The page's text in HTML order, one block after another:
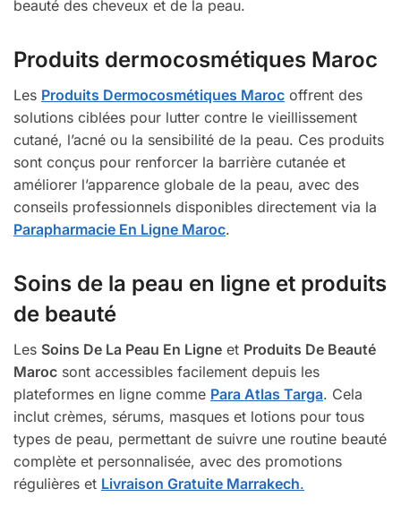
beauté des cheveux et de la peau.
Produits dermocosmétiques Maroc
Les Produits Dermocosmétiques Maroc offrent des
solutions ciblées pour lutter contre le vieillissement
cutané, l’acné ou la sensibilité de la peau. Ces produits
sont conçus pour renforcer la barrière cutanée et
améliorer l’apparence globale de la peau, avec des
conseils professionnels disponibles directement via la
Parapharmacie En Ligne Maroc.
Soins de la peau en ligne et produits
de beauté
Les Soins De La Peau En Ligne et Produits De Beauté
Maroc sont accessibles facilement depuis les
plateformes en ligne comme Para Atlas Targa. Cela
inclut crèmes, sérums, masques et lotions pour tous
types de peau, permettant de suivre une routine beauté
complète et personnalisée, avec des promotions
régulières et Livraison Gratuite Marrakech.